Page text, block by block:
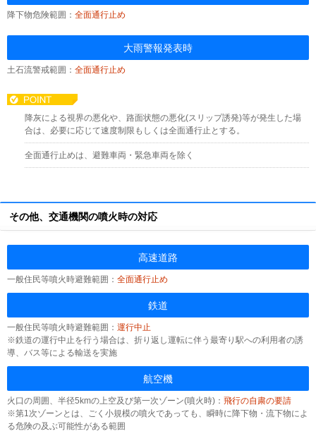
降下物危険範囲： 全面通行止め
大雨警報発表時
土石流警戒範囲： 全面通行止め
降灰による視界の悪化や、路面状態の悪化(スリップ誘発)等が発生した場
合は、必要に応じて速度制限もしくは全面通行止とする。
全面通行止めは、避難車両・緊急車両を除く
その他、交通機関の噴火時の対応
高速道路
一般住民等噴火時避難範囲： 全面通行止め
鉄道
一般住民等噴火時避難範囲： 運行中止
※鉄道の運行中止を行う場合は、折り返し運転に伴う最寄り駅への利用者の誘
導、バス等による輸送を実施
航空機
火口の周囲、半径5kmの上空及び第一次ゾーン(噴火時)： 飛行の自粛の要請
※第1次ゾーンとは、ごく小規模の噴火であっても、瞬時に降下物・流下物によ
る危険の及ぶ可能性がある範囲